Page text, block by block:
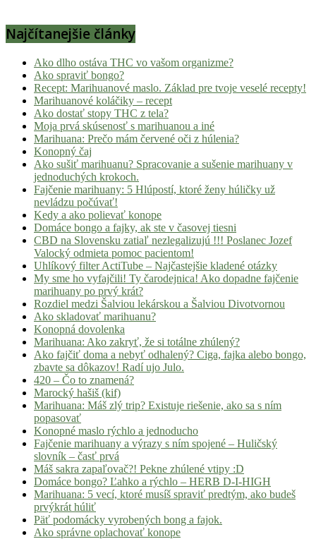
sa
na
pohodu.
Najčítanejšie články
Ako dlho ostáva THC vo vašom organizme?
Ako spraviť bongo?
Recept: Marihuanové maslo. Základ pre tvoje veselé recepty!
Marihuanové koláčiky – recept
Ako dostať stopy THC z tela?
Moja prvá skúsenosť s marihuanou a iné
Marihuana: Prečo mám červené oči z húlenia?
Konopný čaj
Ako sušiť marihuanu? Spracovanie a sušenie marihuany v
jednoduchých krokoch.
Fajčenie marihuany: 5 Hlúpostí, ktoré ženy húličky už
nevládzu počúvať!
Kedy a ako polievať konope
Domáce bongo a fajky, ak ste v časovej tiesni
CBD na Slovensku zatiaľ nezlegalizujú !!! Poslanec Jozef
Valocký odmieta pomoc pacientom!
Uhlíkový filter ActiTube – Najčastejšie kladené otázky
My sme ho vyfajčili! Ty čarodejnica! Ako dopadne fajčenie
marihuany po prvý krát?
Rozdiel medzi Šalviou lekárskou a Šalviou Divotvornou
Ako skladovať marihuanu?
Konopná dovolenka
Marihuana: Ako zakryť, že si totálne zhúlený?
Ako fajčiť doma a nebyť odhalený? Ciga, fajka alebo bongo,
zbavte sa dôkazov! Radí ujo Julo.
420 – Čo to znamená?
Marocký hašiš (kif)
Marihuana: Máš zlý trip? Existuje riešenie, ako sa s ním
popasovať
Konopné maslo rýchlo a jednoducho
Fajčenie marihuany a výrazy s ním spojené – Huličský
slovník – časť prvá
Máš sakra zapaľovač?! Pekne zhúlené vtipy :D
Domáce bongo? Ľahko a rýchlo – HERB D-I-HIGH
Marihuana: 5 vecí, ktoré musíš spraviť predtým, ako budeš
prvýkrát húliť
Päť podomácky vyrobených bong a fajok.
Ako správne oplachovať konope